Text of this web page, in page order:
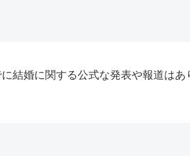
結婚に関する公式な発表や報道は